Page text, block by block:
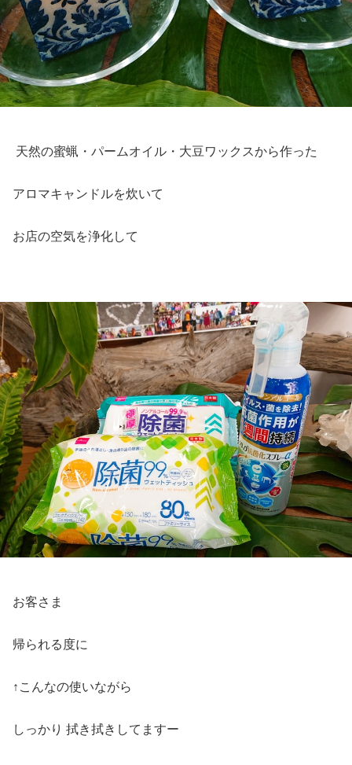
天然の蜜蝋・パームオイル・大豆ワックスから作った
アロマキャンドルを炊いて
お店の空気を浄化して
お客さま
帰られる度に
↑こんなの使いながら
しっかり 拭き拭きしてますー